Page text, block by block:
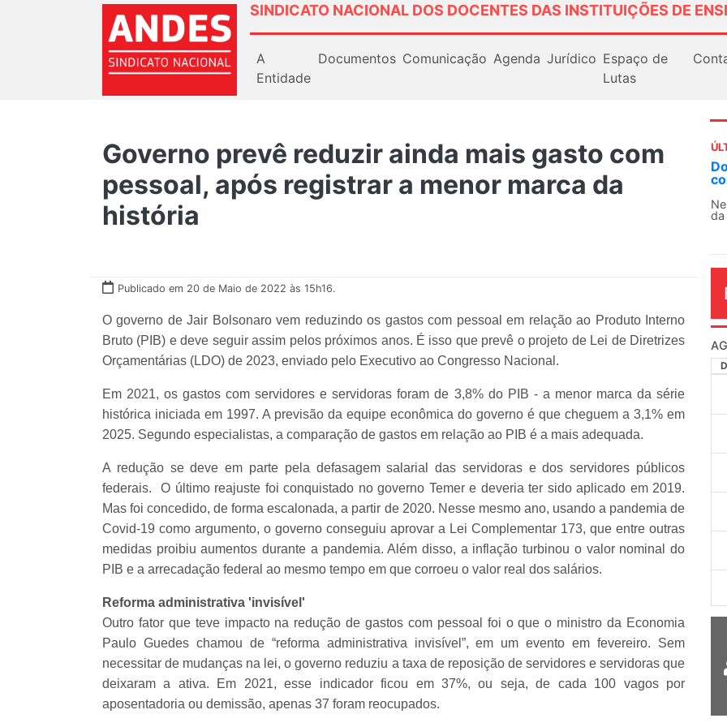
SINDICATO NACIONAL DOS DOCENTES DAS INSTITUIÇÕES DE
A
Entidade
Documentos Comunicação Agenda Jurídico Espaço de
Lutas
Governo prevê reduzir ainda mais gasto com
pessoal, após registrar a menor marca da
história
Publicado em 20 de Maio de 2022 às 15h16.
O governo de Jair Bolsonaro vem reduzindo os gastos com pessoal em relação ao Produto Interno
Bruto (PIB) e deve seguir assim pelos próximos anos. É isso que prevê o projeto de Lei de Diretrizes
Orçamentárias (LDO) de 2023, enviado pelo Executivo ao Congresso Nacional.
Em 2021, os gastos com servidores e servidoras foram de 3,8% do PIB - a menor marca da série
histórica iniciada em 1997. A previsão da equipe econômica do governo é que cheguem a 3,1% em
2025. Segundo especialistas, a comparação de gastos em relação ao PIB é a mais adequada.
A redução se deve em parte pela defasagem salarial das servidoras e dos servidores públicos
federais. O último reajuste foi conquistado no governo Temer e deveria ter sido aplicado em 2019.
Mas foi concedido, de forma escalonada, a partir de 2020. Nesse mesmo ano, usando a pandemia de
Covid-19 como argumento, o governo conseguiu aprovar a Lei Complementar 173, que entre outras
medidas proibiu aumentos durante a pandemia. Além disso, a inflação turbinou o valor nominal do
PIB e a arrecadação federal ao mesmo tempo em que corroeu o valor real dos salários.
Reforma administrativa 'invisível'
Outro fator que teve impacto na redução de gastos com pessoal foi o que o ministro da Economia
Paulo Guedes chamou de “reforma administrativa invisível”, em um evento em fevereiro. Sem
necessitar de mudanças na lei, o governo reduziu a taxa de reposição de servidores e servidoras que
deixaram a ativa. Em 2021, esse indicador ficou em 37%, ou seja, de cada 100 vagos por
aposentadoria ou demissão, apenas 37 foram reocupados.
Docentes paralisam novamente as
contra as políticas de Milei na
Nessa segunda-feira (3), sindicatos de
da educação superior e básica da Argentina...